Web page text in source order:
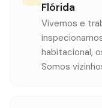
Flórida
Vivemos e
habitacional,
Somos